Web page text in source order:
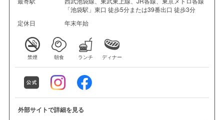
「池袋駅」東口 徒歩5分または39番出口 徒歩3分
定休日
年末年始
禁煙 朝食 ランチ ディナー
外部サイトで詳細を見る